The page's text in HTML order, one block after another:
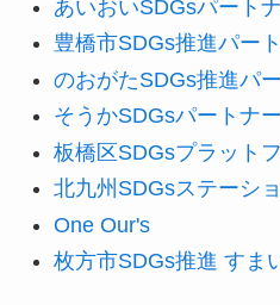
あいおいSDGsパート
豊橋市SDGs推進パー
のおがたSDGs推進パ
そうかSDGsパートナー
板橋区SDGsプラット
北九州SDGsステーシ
One Our's
枚方市SDGs推進 すま